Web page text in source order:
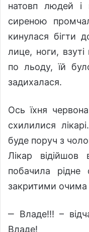
натовп людей і
сиреною
кинулася бігти
лице, ноги,
по льоду, їй
задихалася.
Ось їхня
схилилися
буде поруч з
Лікар відійшов
побачила рідне
закритими очима
‒ Владе!!! –
Владе!